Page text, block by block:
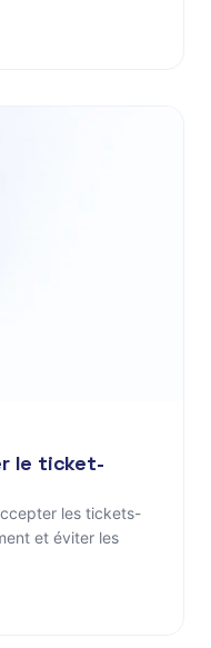
le ticket-
les tickets-
et éviter les